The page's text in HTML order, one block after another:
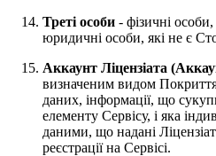
Треті особи - фізичні особи,
юридичні особи, які не є
Аккаунт Ліцензіата
визначеним видом
даних, інформації, що
елементу Сервісу, і яка
даними, що надані
реєстрації на Сервісі.